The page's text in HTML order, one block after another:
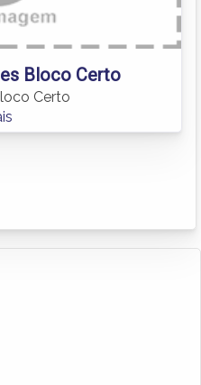
Bloco Certo
Certo